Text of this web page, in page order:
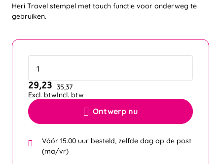
Heri Travel stempel met touch functie voor onderweg te
gebruiken.
Ontwerp nu
29,23
Excl. btw
35,37
Incl. btw
Vóór 15.00 uur besteld, zelfde dag op de post
(ma/vr)